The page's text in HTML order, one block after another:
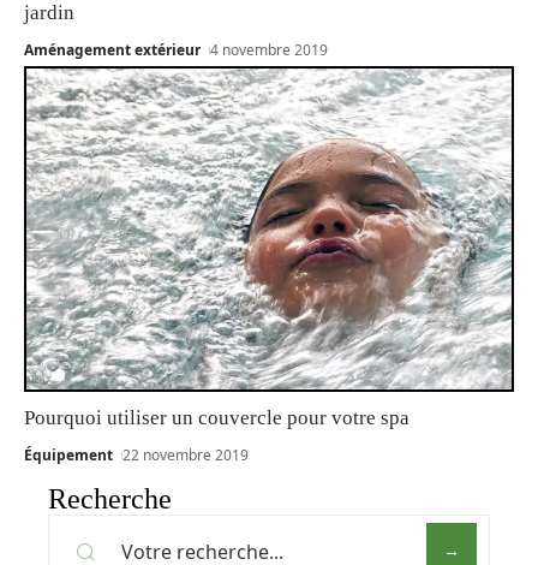
jardin
Aménagement extérieur 4 novembre 2019
Pourquoi utiliser un couvercle pour votre spa
Équipement 22 novembre 2019
Recherche